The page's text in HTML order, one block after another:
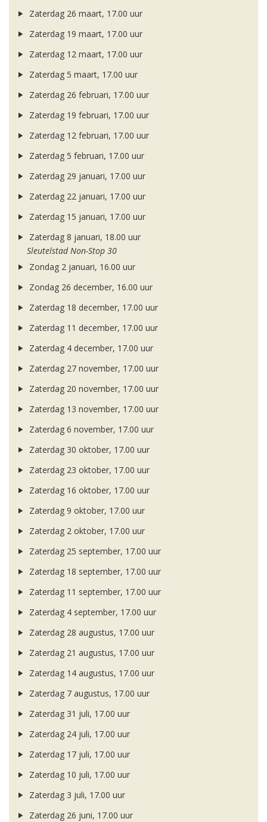
Zaterdag 26 maart, 17.00 uur
Zaterdag 19 maart, 17.00 uur
Zaterdag 12 maart, 17.00 uur
Zaterdag 5 maart, 17.00 uur
Zaterdag 26 februari, 17.00 uur
Zaterdag 19 februari, 17.00 uur
Zaterdag 12 februari, 17.00 uur
Zaterdag 5 februari, 17.00 uur
Zaterdag 29 januari, 17.00 uur
Zaterdag 22 januari, 17.00 uur
Zaterdag 15 januari, 17.00 uur
Zaterdag 8 januari, 18.00 uur
Sleutelstad Non-Stop 30
Zondag 2 januari, 16.00 uur
Zondag 26 december, 16.00 uur
Zaterdag 18 december, 17.00 uur
Zaterdag 11 december, 17.00 uur
Zaterdag 4 december, 17.00 uur
Zaterdag 27 november, 17.00 uur
Zaterdag 20 november, 17.00 uur
Zaterdag 13 november, 17.00 uur
Zaterdag 6 november, 17.00 uur
Zaterdag 30 oktober, 17.00 uur
Zaterdag 23 oktober, 17.00 uur
Zaterdag 16 oktober, 17.00 uur
Zaterdag 9 oktober, 17.00 uur
Zaterdag 2 oktober, 17.00 uur
Zaterdag 25 september, 17.00 uur
Zaterdag 18 september, 17.00 uur
Zaterdag 11 september, 17.00 uur
Zaterdag 4 september, 17.00 uur
Zaterdag 28 augustus, 17.00 uur
Zaterdag 21 augustus, 17.00 uur
Zaterdag 14 augustus, 17.00 uur
Zaterdag 7 augustus, 17.00 uur
Zaterdag 31 juli, 17.00 uur
Zaterdag 24 juli, 17.00 uur
Zaterdag 17 juli, 17.00 uur
Zaterdag 10 juli, 17.00 uur
Zaterdag 3 juli, 17.00 uur
Zaterdag 26 juni, 17.00 uur